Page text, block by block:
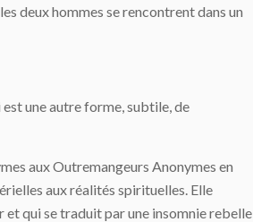
deux hommes se rencontrent dans un
une autre forme, subtile, de
aux Outremangeurs Anonymes en
aux réalités spirituelles. Elle
et qui se traduit par une insomnie rebelle